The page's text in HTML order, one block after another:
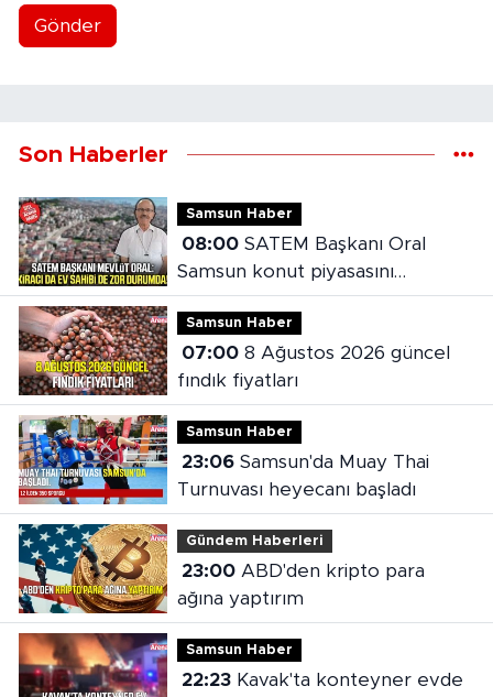
Gönder
Son Haberler
Samsun Haber
08:00SATEM Başkanı Oral
Samsun konut piyasasını
değerlendirdi
Samsun Haber
07:008 Ağustos 2026 güncel
fındık fiyatları
Samsun Haber
23:06Samsun'da Muay Thai
Turnuvası heyecanı başladı
Gündem Haberleri
23:00ABD'den kripto para
ağına yaptırım
Samsun Haber
22:23Kavak'ta konteyner evde